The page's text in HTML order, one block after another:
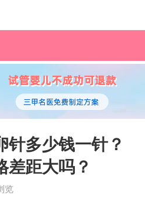
孕育百科
综合资讯
针多少钱一针？
差距大吗？
览